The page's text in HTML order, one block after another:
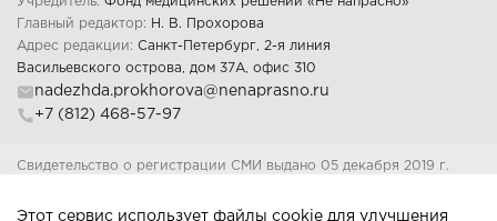
Этот сервис использует файлы cookie для улучшения
Главный редактор:
Н. В. Прохорова
Адрес редакции: Санкт-Петербург, 2-я линия
Васильевского острова, дом 37А, офис 310
nadezhda.prokhorova@nenaprasno.ru
+7 (812) 468-57-97
Свидетельство о регистрации СМИ выдано 05 декабря 2019 г.